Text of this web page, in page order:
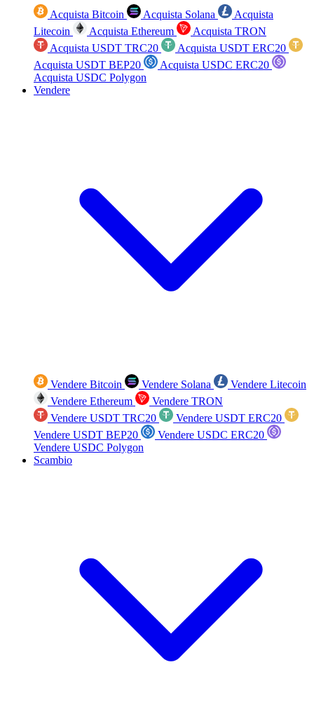
Acquista Bitcoin Acquista Solana
Acquista
Litecoin
Acquista Ethereum
Acquista TRON
Acquista USDT TRC20
Acquista USDT ERC20
Acquista USDT BEP20
Acquista USDC ERC20
Acquista USDC Polygon
Vendere
Vendere Bitcoin Vendere Solana
Vendere Litecoin
Vendere Ethereum
Vendere TRON
Vendere USDT TRC20
Vendere USDT ERC20
Vendere USDT BEP20
Vendere USDC ERC20
Vendere USDC Polygon
Scambio